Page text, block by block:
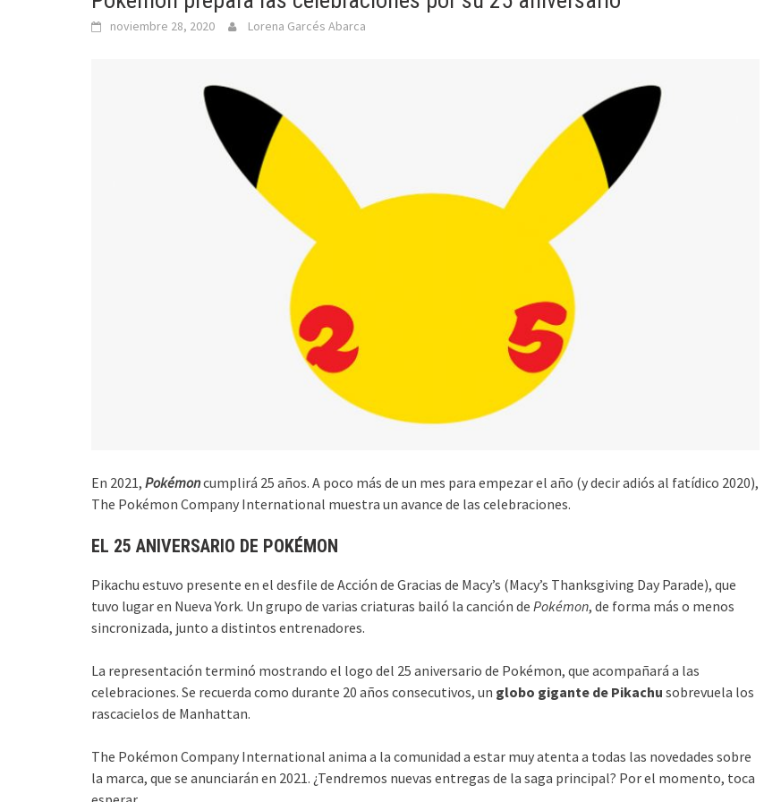
noviembre 28, 2020 Lorena Garcés Abarca
En 2021, Pokémoncumplirá 25 años. A poco más de un mes para empezar el año (y decir adiós al fatídico 2020),
The Pokémon Company International muestra un avance de las celebraciones.
EL 25 ANIVERSARIO DE POKÉMON
Pikachu estuvo presente en el desfile de Acción de Gracias de Macy’s (Macy’s Thanksgiving Day Parade), que
tuvo lugar en Nueva York. Un grupo de varias criaturas bailó la canción de Pokémon, de forma más o menos
sincronizada, junto a distintos entrenadores.
La representación terminó mostrando el logo del 25 aniversario de Pokémon, que acompañará a las
celebraciones. Se recuerda como durante 20 años consecutivos, un globo gigante de Pikachu sobrevuela los
rascacielos de Manhattan.
The Pokémon Company International anima a la comunidad a estar muy atenta a todas las novedades sobre
la marca, que se anunciarán en 2021. ¿Tendremos nuevas entregas de la saga principal? Por el momento, toca